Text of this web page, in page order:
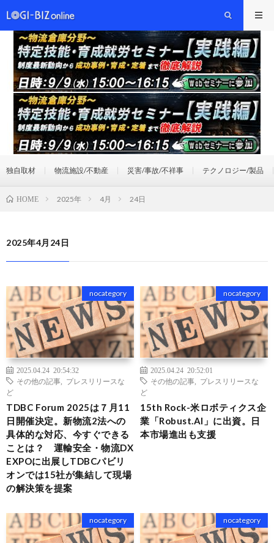
独自取材 物流施設/不動産 災害/事故/不祥事 テクノロジー/製品
HOME 2025年 4月 24日
2025年4月24日
nocategory
2025.04.24 20:54:32
その他の記事
プレスリリースな
ど
TDBC Forum 2025は７月11
日開催決定。新物流2法への
具体的な対応、今すぐできる
ことは？ 運輸安全・物流DX
EXPOに出展しTDBCパビリ
オンでは15社が集結して現場
の解決策を提案
nocategory
2025.04.24 20:52:01
その他の記事
プレスリリースな
ど
15th Rock-米ロボティクス企
業「Robust.AI」に出資。日
本市場進出も支援
nocategory nocategory